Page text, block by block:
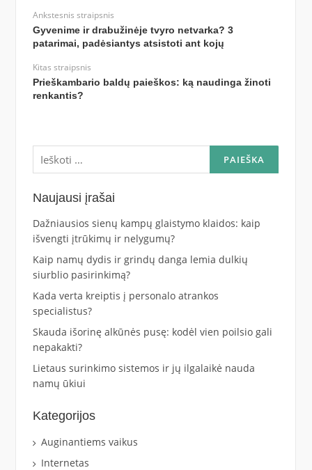
Ankstesnis straipsnis
Gyvenime ir drabužinėje tvyro netvarka? 3
patarimai, padėsiantys atsistoti ant kojų
Kitas straipsnis
Prieškambario baldų paieškos: ką naudinga žinoti
renkantis?
Ieškoti:
Naujausi įrašai
Dažniausios sienų kampų glaistymo klaidos: kaip
išvengti įtrūkimų ir nelygumų?
Kaip namų dydis ir grindų danga lemia dulkių
siurblio pasirinkimą?
Kada verta kreiptis į personalo atrankos
specialistus?
Skauda išorinę alkūnės pusę: kodėl vien poilsio gali
nepakakti?
Lietaus surinkimo sistemos ir jų ilgalaikė nauda
namų ūkiui
Kategorijos
Auginantiems vaikus
Internetas